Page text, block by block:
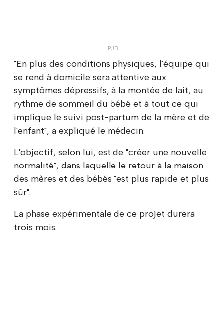
"En plus des conditions physiques, l'équipe qui
se rend à domicile sera attentive aux
symptômes dépressifs, à la montée de lait, au
rythme de sommeil du bébé et à tout ce qui
implique le suivi post-partum de la mère et de
l'enfant", a expliqué le médecin.
L'objectif, selon lui, est de "créer une nouvelle
normalité", dans laquelle le retour à la maison
des mères et des bébés "est plus rapide et plus
sûr".
La phase expérimentale de ce projet durera
trois mois.